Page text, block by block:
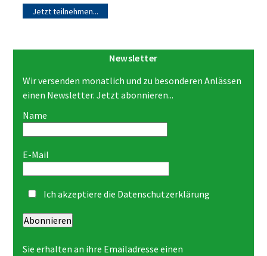
Jetzt teilnehmen...
Newsletter
Wir versenden monatlich und zu besonderen Anlässen
einen Newsletter. Jetzt abonnieren...
Name
E-Mail
Ich akzeptiere die Datenschutzerklärung
Abonnieren
Sie erhalten an ihre Emailadresse einen